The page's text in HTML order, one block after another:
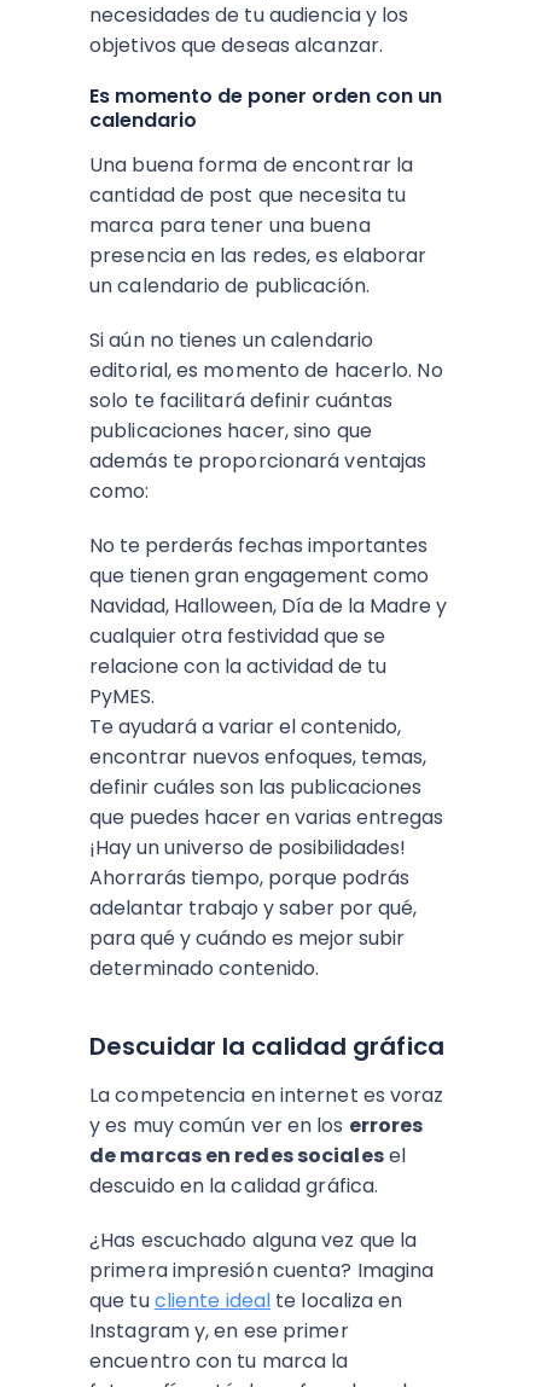
necesidades de tu audiencia y los
objetivos que deseas alcanzar.
Es momento de poner orden con un
calendario
Una buena forma de encontrar la
cantidad de post que necesita tu
marca para tener una buena
presencia en las redes, es elaborar
un calendario de publicación.
Si aún no tienes un calendario
editorial, es momento de hacerlo. No
solo te facilitará definir cuántas
publicaciones hacer, sino que
además te proporcionará ventajas
como:
No te perderás fechas importantes
que tienen gran engagement como
Navidad, Halloween, Día de la Madre y
cualquier otra festividad que se
relacione con la actividad de tu
PyMES.
Te ayudará a variar el contenido,
encontrar nuevos enfoques, temas,
definir cuáles son las publicaciones
que puedes hacer en varias entregas
¡Hay un universo de posibilidades!
Ahorrarás tiempo, porque podrás
adelantar trabajo y saber por qué,
para qué y cuándo es mejor subir
determinado contenido.
Descuidar la calidad gráfica
La competencia en internet es voraz
y es muy común ver en los errores
de marcas en redes socialesel
descuido en la calidad gráfica.
¿Has escuchado alguna vez que la
primera impresión cuenta? Imagina
que tucliente ideal te localiza en
Instagram y, en ese primer
encuentro con tu marca la